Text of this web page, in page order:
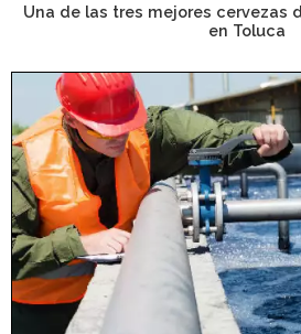
Una de las tres mejores cervezas
en Toluca